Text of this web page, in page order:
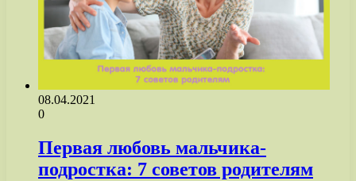
08.04.2021
0
Первая любовь мальчика-
подростка: 7 советов родителям